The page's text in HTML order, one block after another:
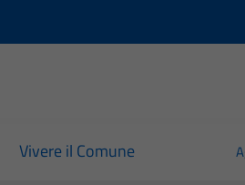
Vivere il Comune